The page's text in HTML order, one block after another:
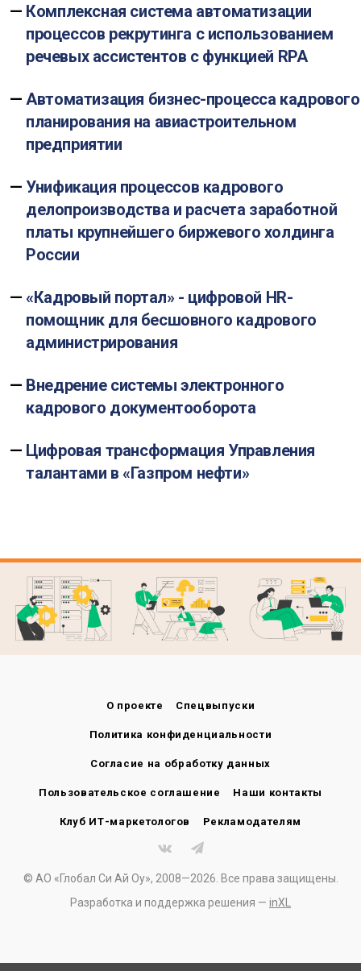
Комплексная система автоматизации
процессов рекрутинга с использованием
речевых ассистентов с функцией RPA
Автоматизация бизнес-процесса кадрового
планирования на авиастроительном
предприятии
Унификация процессов кадрового
делопроизводства и расчета заработной
платы крупнейшего биржевого холдинга
России
«Кадровый портал» - цифровой HR-
помощник для бесшовного кадрового
администрирования
Внедрение системы электронного
кадрового документооборота
Цифровая трансформация Управления
талантами в «Газпром нефти»
О проекте Спецвыпуски
Политика конфиденциальности
Согласие на обработку данных
Пользовательское соглашение Наши контакты
Клуб ИТ-маркетологов Рекламодателям
© АО «Глобал Си Ай Оу», 2008—2026. Все права защищены.
Разработка и поддержка решения — inXL